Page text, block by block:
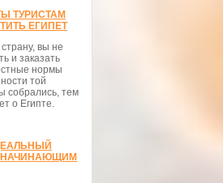
ТУРИСТАМ
ЕГИПЕТ
вы не
и заказать
нормы
той
собрались, тем
о Египте.
НАЧИНАЮЩИМ